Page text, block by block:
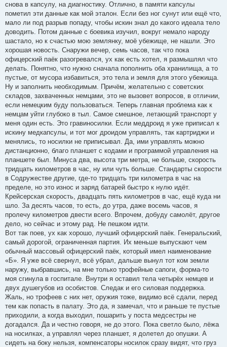
снова в капсулу, на диагностику. Отлично, в памяти капсулы
пометил эти данные как мой эталон. Если без ног сунут или ещё что,
мало ли под разрыв попаду, чтобы искин знал до какого идеала тело
доводить. Потом данные с боевика изучил, вокруг немало народу
шастало, но к счастью мою землянку, моё убежище, не нашли. Это
хорошая новость. Снаружи вечер, семь часов, так что пока
офицерский паёк разогревался, ух как есть хотел, я размышлял что
делать. Понятно, что нужно сначала пополнить оба хранилища, а то
пустые, от мусора избавиться, это тела и земля для этого убежища.
Ну и заполнить необходимым. Причём, желательно с советских
складов, захваченных немцами, это не вызовет вопросов, в отличии,
если немецким буду пользоваться. Теперь главная проблема как к
немцам уйти глубоко в тыл. Самое смешное, летающий транспорт у
меня один есть. Это гравиносилки. Если меддроид я уже приписал к
искину медкапсулы, и тот мог дроидом управлять, так картриджи и
менялись, то носилки не приписывал. Да, ими управлять можно
дистанционно, благо планшет с кодами и программой управления на
планшете был. Минуса два, высота три метра, не больше, скорость
тридцать километров в час, ну или чуть больше. Стандарты скорости
в Содружестве другие, где-то тридцать три километра в час на
пределе, но это износ и заряд батарей быстро к нулю идёт.
Крейсерская скорость, двадцать пять километров в час, ещё куда ни
шло. За десять часов, то есть, до утра, даже восемь часов, я
пролечу километров двести всего. Впрочем, добуду самолёт, другое
дело, но сейчас и этому рад. Не пешком идти.
Вот так поев, ух как хорошо, лучший офицерский паёк. Генеральский,
самый дорогой, ограниченная партия. Их меньше выпускают чем
обычный массовый офицерский паёк, который имел наименование
«Б». Я уже всё свернул, всё убрал, дальше вынул тот ком земли
наружу, выбравшись, на мне только трофейные сапоги, форма-то
моя сгинула в госпитале. Внутри я оставил тела четырёх немцев и
двух душегубов из особистов. Следак и его силовая поддержка.
Жаль, но трофеев с них нет, оружия тоже, видимо всё сдали, перед
тем как попасть в палату. Это да, я замечал, что и раньше те пустые
приходили, а когда выходил, пошарить у поста медсестры не
догадался. Да и честно говоря, не до этого. Пока светло было, лёжа
на носилках, а управлял через планшет, я долетел до опушки. А
сидеть на боку нельзя, компенсаторы носилок сразу видят, что груз